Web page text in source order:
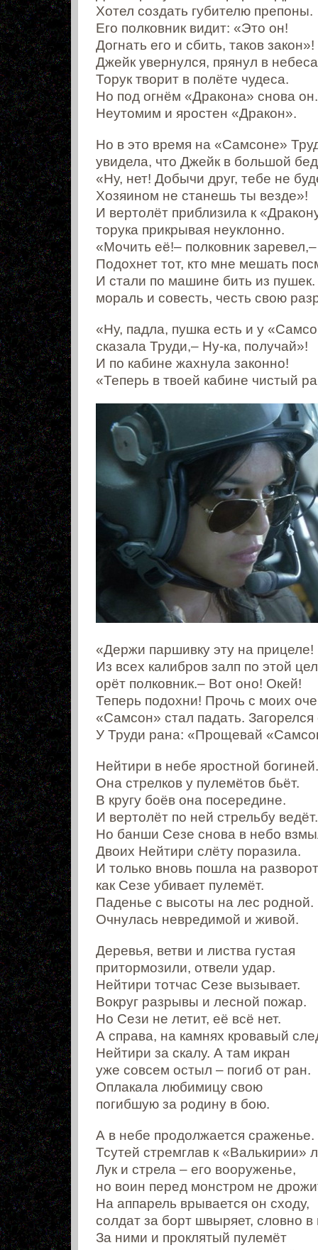
Хотел создать губителю препоны.
Его полковник видит: «Это он!
Догнать его и сбить, таков закон»!
Джейк увернулся, прянул в
Торук творит в полёте чудеса.
Но под огнём «Дракона» снова он.
Неутомим и яростен «Дракон».
Но в это время на «Самсоне»
увидела, что Джейк в большой
«Ну, нет! Добычи друг, тебе не
Хозяином не станешь ты везде»!
И вертолёт приблизила к
торука прикрывая неуклонно.
«Мочить её!– полковник заревел,–
Подохнет тот, кто мне мешать
И стали по машине бить из пушек.
мораль и совесть, честь свою
«Ну, падла, пушка есть и у
сказала Труди,– Ну-ка, получай»!
И по кабине жахнула законно!
«Теперь в твоей кабине чистый
«Держи паршивку эту на прицеле!
Из всех калибров залп по этой
орёт полковник.– Вот оно! Окей!
Теперь подохни! Прочь с моих
«Самсон» стал падать. Загорелся
У Труди рана: «Прощевай
Нейтири в небе яростной богиней.
Она стрелков у пулемётов бьёт.
В кругу боёв она посередине.
И вертолёт по ней стрельбу ведёт.
Но банши Сезе снова в небо
Двоих Нейтири слёту поразила.
И только вновь пошла на
как Сезе убивает пулемёт.
Паденье с высоты на лес родной.
Очнулась невредимой и живой.
Деревья, ветви и листва густая
притормозили, отвели удар.
Нейтири тотчас Сезе вызывает.
Вокруг разрывы и лесной пожар.
Но Сези не летит, её всё нет.
А справа, на камнях кровавый
Нейтири за скалу. А там икран
уже совсем остыл – погиб от ран.
Оплакала любимицу свою
погибшую за родину в бою.
А в небе продолжается сраженье.
Тсутей стремглав к «Валькирии»
Лук и стрела – его вооруженье,
но воин перед монстром не
На аппарель врывается он сходу,
солдат за борт швыряет, словно в
За ними и проклятый пулемёт